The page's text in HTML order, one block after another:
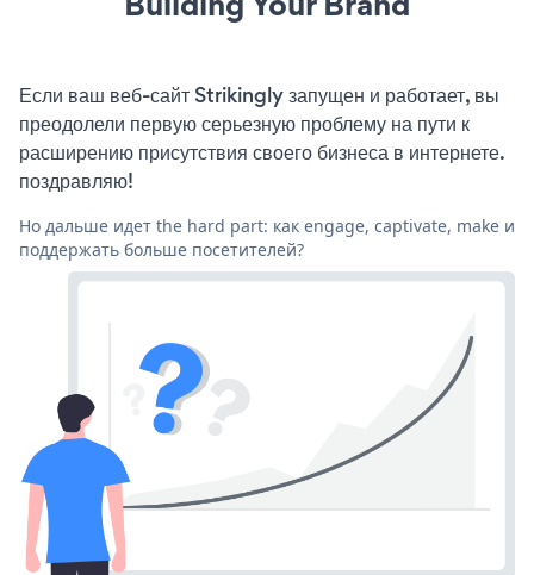
Если ваш веб-сайт Strikingly запущен и работает, вы
преодолели первую серьезную проблему на пути к
расширению присутствия своего бизнеса в интернете.
поздравляю!
Но дальше идет the hard part: как engage, captivate, make и
поддержать больше посетителей?